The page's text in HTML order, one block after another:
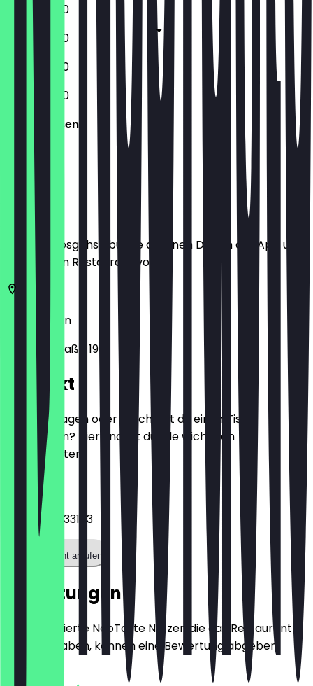
11:30 - 20:00
11:30 - 20:00
11:30 - 20:00
11:30 - 20:00
Geschlossen
Bevor du losgehst, buche dir einen Deal in der App und
zeige ihn im Restaurant vor.
45138
Essen
Steeler Straße 196
Kontakt
Hast du Fragen oder möchtest du einen Tisch
reservieren? Hier findest du alle wichtigen
Kontaktdaten.
Telefon
+4920175933103
Restaurant anrufen
Bewertungen
Nur registrierte NeoTaste Nutzer, die das Restaurant
besucht haben, können eine Bewertung abgeben.